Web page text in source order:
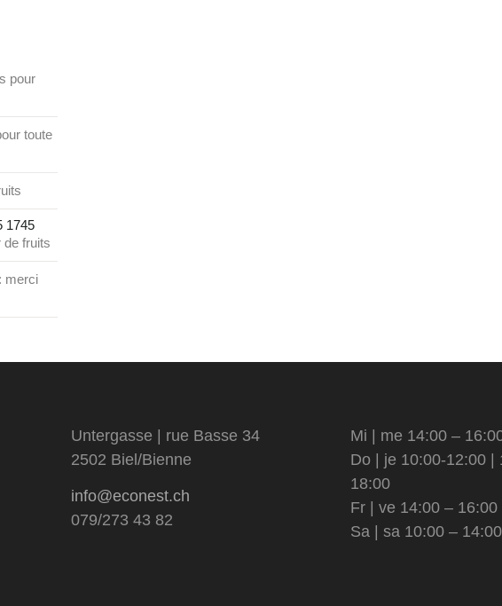
pour
toute
1745
de fruits
merci
Untergasse | rue Basse 34
2502 Biel/Bienne
info@econest.ch
079/273 43 82
Mi | me 14:00 –
Do | je 10:00-12:00 |
18:00
Fr | ve 14:00 – 16:00
Sa | sa 10:00 – 14:00